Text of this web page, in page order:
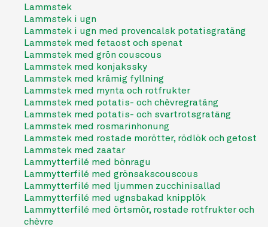
Lammstek
Lammstek i ugn
Lammstek i ugn med provencalsk potatisgratäng
Lammstek med fetaost och spenat
Lammstek med grön couscous
Lammstek med konjakssky
Lammstek med krämig fyllning
Lammstek med mynta och rotfrukter
Lammstek med potatis- och chèvregratäng
Lammstek med potatis- och svartrotsgratäng
Lammstek med rosmarinhonung
Lammstek med rostade morötter, rödlök och getost
Lammstek med zaatar
Lammytterfilé med bönragu
Lammytterfilé med grönsakscouscous
Lammytterfilé med ljummen zucchinisallad
Lammytterfilé med ugnsbakad knipplök
Lammytterfilé med örtsmör, rostade rotfrukter och
chèvre